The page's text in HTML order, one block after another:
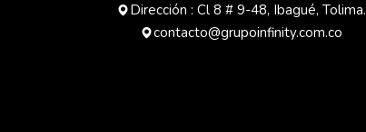
Dirección : Cl 8 # 9-48, Ibagué, Tolima.
contacto@grupoinfinity.com.co